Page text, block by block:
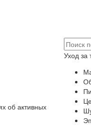
об активных
Уход за